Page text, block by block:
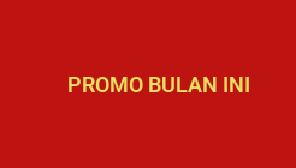
PROMO BULAN INI